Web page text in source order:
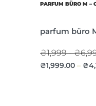
PARFUM BÜRO M –
parfum büro
₴1,999 -
₴1,999.00 – ₴